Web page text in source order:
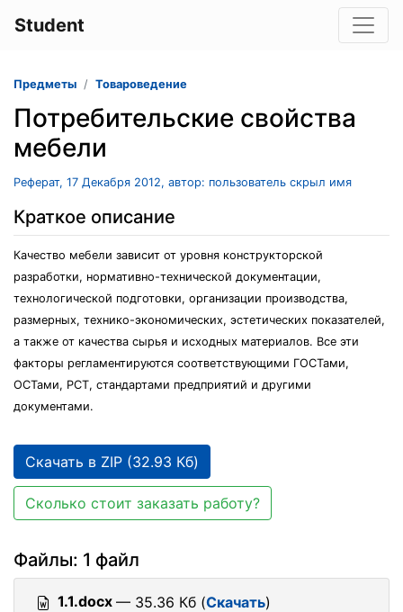
Student
Предметы Товароведение
Потребительские свойства
мебели
Реферат, 17 Декабря 2012, автор: пользователь скрыл имя
Краткое описание
Качество мебели зависит от уровня конструкторской
разработки, нормативно-технической документации,
технологической подготовки, организации производства,
размерных, технико-экономических, эстетических показателей,
а также от качества сырья и исходных материалов. Все эти
факторы регламентируются соответствующими ГОСТами,
ОСТами, РСТ, стандартами предприятий и другими
документами.
Скачать в ZIP (32.93 Кб)
Сколько стоит заказать работу?
Файлы: 1 файл
1.1.docx — 35.36 Кб (Скачать)